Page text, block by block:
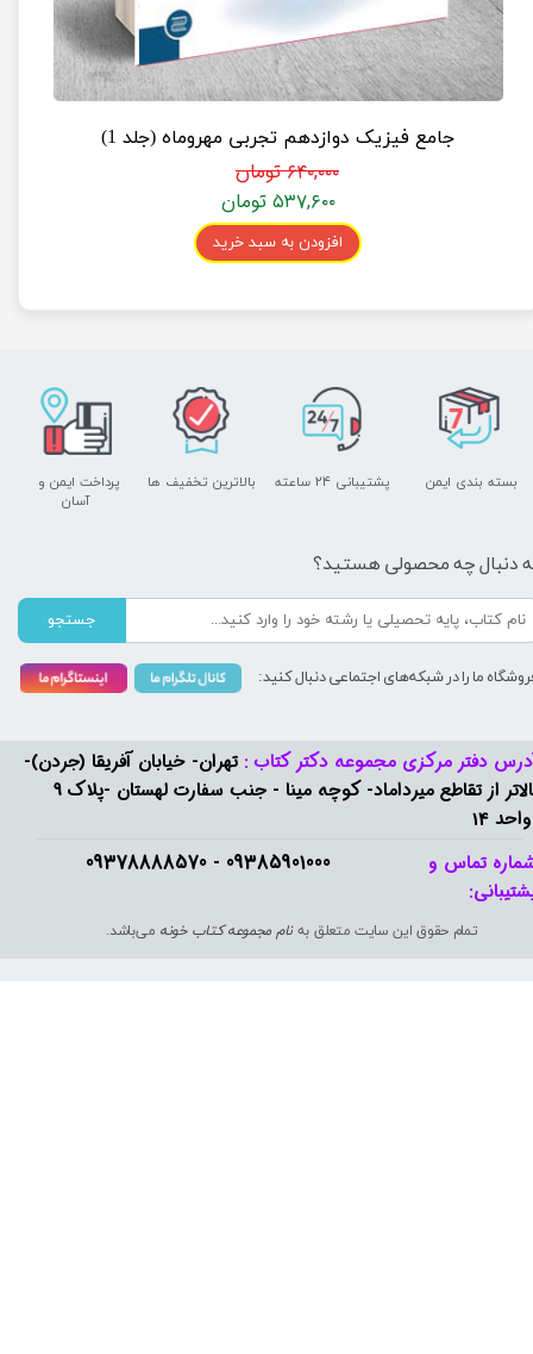
جامع فیزیک دوازدهم تجربی مهروماه (جلد 1)
۶۴۰,۰۰۰ تومان
۵۳۷,۶۰۰ تومان
افزودن به سبد خرید
09385901000 - 09378888570​​​​​​​
دفتر مرکزی مجموعه دکتر کتاب : تهران- خیابان آفریقا (جردن)-
بالاتر از تقاطع میرداماد- کوچه مینا - جنب سفارت لهستان -پلاک 9
14
تمام حقوق این سایت متعلق بهنام مجموعه کتاب خونه می‌باشد.
تماس و
پشتیبانی ۲۴ ساعته
پرداخت ایمن و ​​​​​​​
آسان
بسته بندی ایمن بالاترین تخفیف ها
دنبال چه محصولی هستید؟
جستجو
ما را در شبکه‌های اجتماعی دنبال کنید: